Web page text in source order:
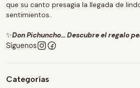
que su canto presagia la llegada de
sentimientos.
✨Don Pichuncho... Descubre el regalo
Síguenos
Categorías